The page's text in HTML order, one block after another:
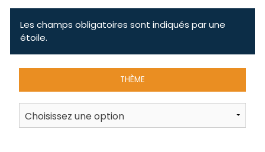
Les champs obligatoires sont indiqués par une
étoile.
THÈME